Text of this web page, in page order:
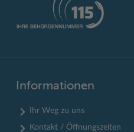
Informationen
Ihr Weg zu uns
Kontakt / Öffnungszeiten